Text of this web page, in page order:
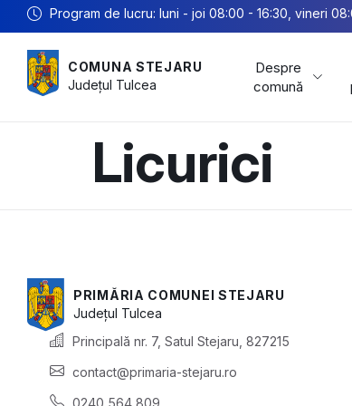
Program de lucru: luni - joi 08:00 - 16:30, vineri
COMUNA STEJARU
Județul Tulcea
Despre
comună
Licurici
PRIMĂRIA COMUNEI STEJARU
Județul Tulcea
Principală nr. 7, Satul Stejaru, 827215
contact@primaria-stejaru.ro
0240 564 809